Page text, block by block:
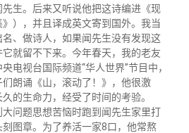
生。后来又听说他把这诗编进《现
），并且译成英文寄到国外。我当
、做诗人，如果闻先生没有发现这
就留不下来。今年春天，我的老友
电视台国际频道“华人世界”节目中，
朗诵《山，滚动了！》，他很激
的生命力，经受了时间的考验。
问题思想苦恼时跑到闻先生家里打
图章。为了养活一家8口，他常熬